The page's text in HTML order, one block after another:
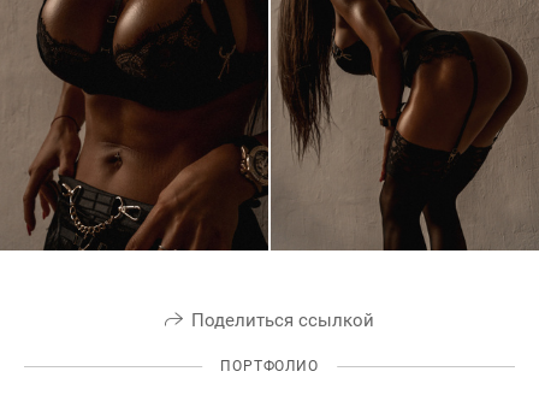
Поделиться ссылкой
ПОРТФОЛИО